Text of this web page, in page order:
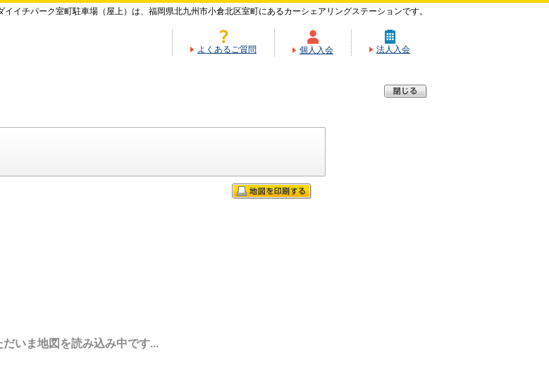
イイチパーク室町駐車場（屋上）は、福岡県北九州市小倉北区室町にあるカーシェアリングステーションです。
よくあるご質問 個人入会 法人入会
だいま地図を読み込み中です...